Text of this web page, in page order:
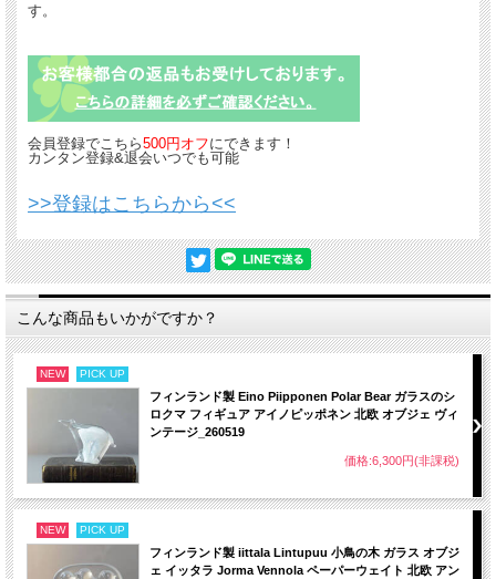
す。
会員登録でこちら500円オフにできます！
カンタン登録&退会いつでも可能
>>登録はこちらから<<
こんな商品もいかがですか？
NEW PICK UP
フィンランド製 Eino Piipponen Polar Bear ガラスのシ
ロクマ フィギュア アイノピッポネン 北欧 オブジェ ヴィ
ンテージ_260519
価格:6,300円(非課税)
NEW PICK UP
フィンランド製 iittala Lintupuu 小鳥の木 ガラス オブジ
ェ イッタラ Jorma Vennola ペーパーウェイト 北欧 アン